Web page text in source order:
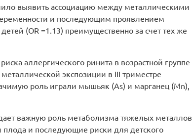
выявить ассоциацию между металлическими
и последующим проявлением
(OR =1.13) преимущественно за счет тех же
аллергического ринита в возрастной группе
экспозиции в III триместре
роль играли мышьяк (As) и марганец (Mn),
важную роль метаболизма тяжелых металлов
и последующие риски для детского